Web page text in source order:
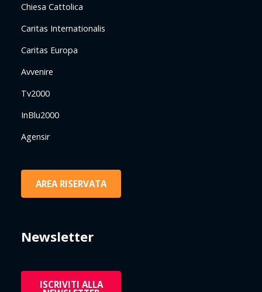
Chiesa Cattolica
Caritas Internationalis
Caritas Europa
Avvenire
Tv2000
InBlu2000
Agensir
AREA RISERVATA
Newsletter
ISCRIVITI ALLA